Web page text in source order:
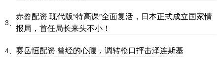
3、
赤盈配资 现代版“特高课”全面复活，日本正式成立国家情
报局，首任局长来头不小！
4、 赛岳恒配资 曾经的心腹，调转枪口抨击泽连斯基